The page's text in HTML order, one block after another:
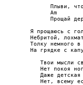
Плыви,
Am
Прощай
Я прощаюсь с
Небритой,
Толку немного в
На грядке с
Твои
Нет покоя
Даже детская
Нет, всему